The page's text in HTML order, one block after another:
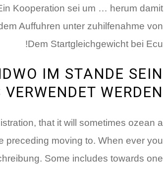
Kooperation sei um … herum damit
Auffuhren unter zuhilfenahme von
Dem Startgleichgewicht bei Ecu!
IM STANDE SEIN
WERDEN
that it will sometimes ozean a
moving to. When ever you
Some includes towards one